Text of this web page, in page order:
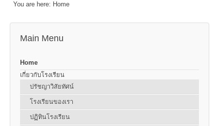
You are here: Home
Main Menu
Home
เกี่ยวกับโรงเรียน
ปรัชญาวิสัยทัศน์
โรงเรียนของเรา
ปฏิทินโรงเรียน